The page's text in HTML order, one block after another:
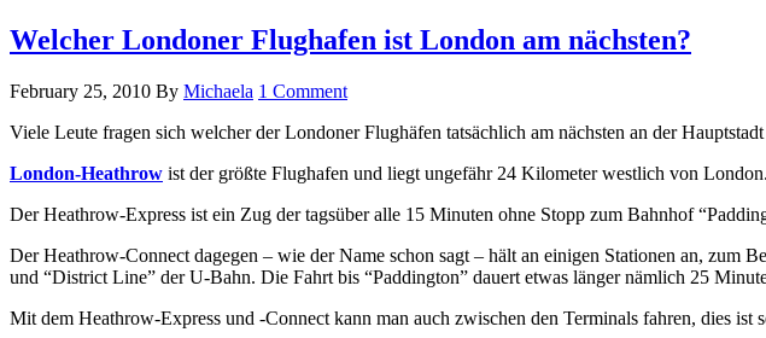
Welcher Londoner Flughafen ist London am nächsten?
February 25, 2010 By Michaela 1 Comment
Viele Leute fragen sich welcher der Londoner Flughäfen tatsächlich am nächsten an der
London-Heathrow ist der größte Flughafen und liegt ungefähr 24 Kilometer westlich von
Der Heathrow-Express ist ein Zug der tagsüber alle 15 Minuten ohne Stopp zum Bahnhof
Der Heathrow-Connect dagegen – wie der Name schon sagt – hält an einigen Stationen an,
und “District Line” der U-Bahn. Die Fahrt bis “Paddington” dauert etwas länger nämlich 25
Mit dem Heathrow-Express und -Connect kann man auch zwischen den Terminals fahren, dies ist